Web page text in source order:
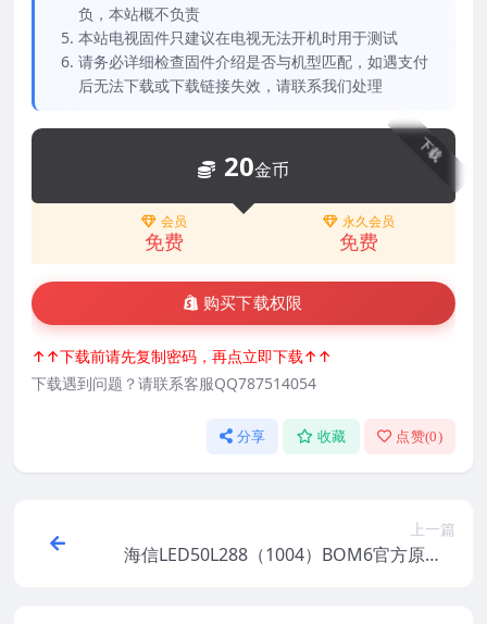
负，本站概不负责
本站电视固件只建议在电视无法开机时用于测试
请务必详细检查固件介绍是否与机型匹配，如遇支付
后无法下载或下载链接失效，请联系我们处理
下载
20金币
会员
免费
永久会员
免费
购买下载权限
↑↑下载前请先复制密码，再点立即下载↑↑
下载遇到问题？请联系客服QQ787514054
分享 收藏 点赞(0)
上一篇
海信LED50L288（1004）BOM6官方原厂U